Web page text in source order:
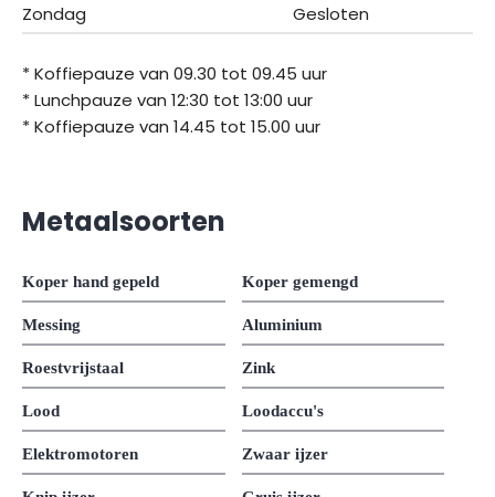
Zondag
Gesloten
* Koffiepauze van 09.30 tot 09.45 uur
* Lunchpauze van 12:30 tot 13:00 uur
* Koffiepauze van 14.45 tot 15.00 uur
Metaalsoorten
Koper hand gepeld Koper gemengd
Messing Aluminium
Roestvrijstaal Zink
Lood Loodaccu's
Elektromotoren Zwaar ijzer